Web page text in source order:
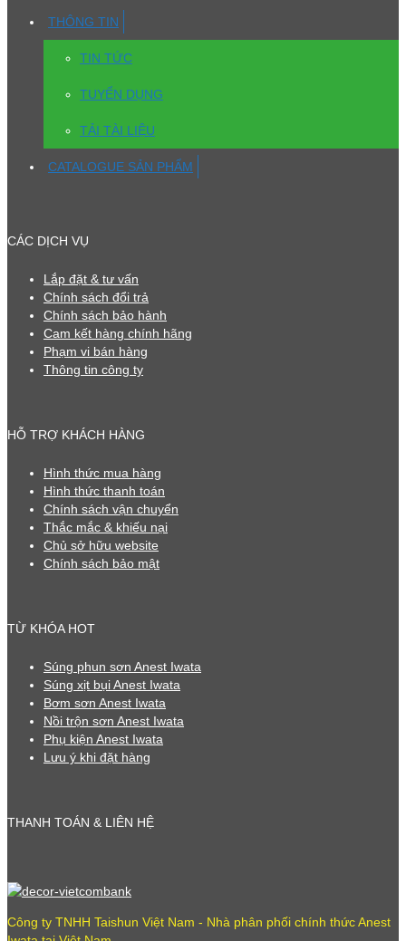
THÔNG TIN
TIN TỨC
TUYỂN DỤNG
TẢI TÀI LIỆU
CATALOGUE SẢN PHẨM
CÁC DỊCH VỤ
Lắp đặt & tư vấn
Chính sách đổi trả
Chính sách bảo hành
Cam kết hàng chính hãng
Phạm vi bán hàng
Thông tin công ty
HỖ TRỢ KHÁCH HÀNG
Hình thức mua hàng
Hình thức thanh toán
Chính sách vận chuyển
Thắc mắc & khiếu nại
Chủ sở hữu website
Chính sách bảo mật
TỪ KHÓA HOT
Súng phun sơn Anest Iwata
Súng xịt bụi Anest Iwata
Bơm sơn Anest Iwata
Nồi trộn sơn Anest Iwata
Phụ kiện Anest Iwata
Lưu ý khi đặt hàng
THANH TOÁN & LIÊN HỆ
Công ty TNHH Taishun Việt Nam - Nhà phân phối chính thức Anest